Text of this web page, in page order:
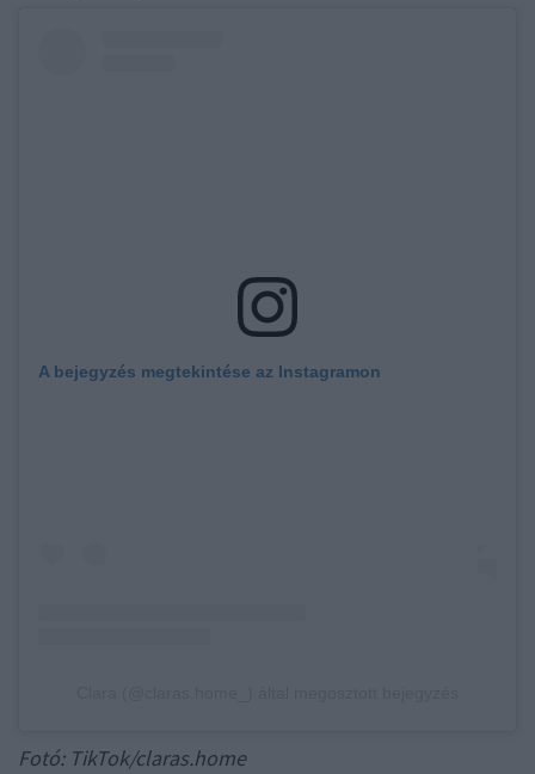
A bejegyzés megtekintése az Instagramon
Fotó: TikTok/claras.home